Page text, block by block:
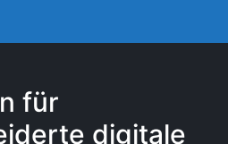
für
digitale